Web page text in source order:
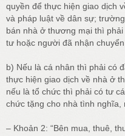
quyền để thực hiện giao dịch
và pháp luật về dân sự;
bán nhà ở thương mại thì
tư hoặc người đã nhận
b) Nếu là cá nhân thì phải có
thực hiện giao dịch về nhà ở
nếu là tổ chức thì phải có tư
chức tặng cho nhà tình nghĩa,
– Khoản 2: “Bên mua, thuê,